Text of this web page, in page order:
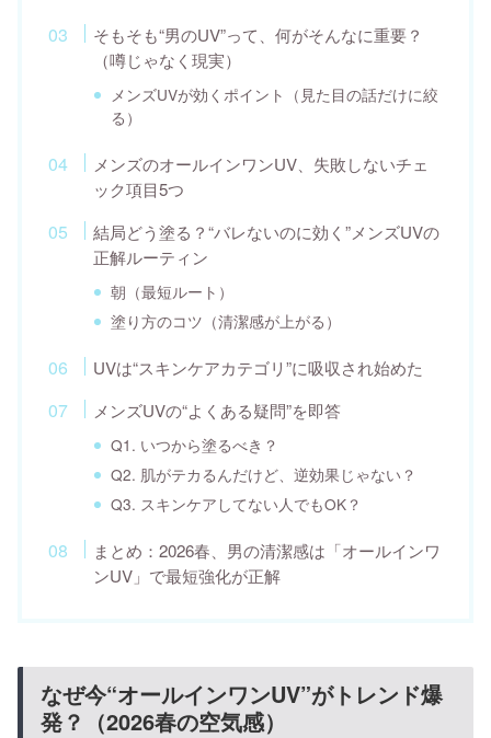
そもそも“男のUV”って、何がそんなに重要？
（噂じゃなく現実）
メンズUVが効くポイント（見た目の話だけに絞
る）
メンズのオールインワンUV、失敗しないチェ
ック項目5つ
結局どう塗る？“バレないのに効く”メンズUVの
正解ルーティン
朝（最短ルート）
塗り方のコツ（清潔感が上がる）
UVは“スキンケアカテゴリ”に吸収され始めた
メンズUVの“よくある疑問”を即答
Q1. いつから塗るべき？
Q2. 肌がテカるんだけど、逆効果じゃない？
Q3. スキンケアしてない人でもOK？
まとめ：2026春、男の清潔感は「オールインワ
ンUV」で最短強化が正解
なぜ今“オールインワンUV”がトレンド爆
発？（2026春の空気感）